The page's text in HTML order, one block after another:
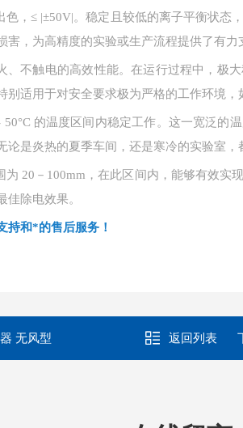
， ≤ |±50V|。稳定且较低的离子平衡状态
，为高精度的实验或生产流程提供了有力
、不触电的高效性能。在运行过程中，极
别适用于对安全要求极为严格的工作环境，
50°C 的温度区间内稳定工作。这一宽泛的
论是炎热的夏季车间，还是寒冷的实验室，
为 20－100mm，在此区间内，能够有效实
佳除电效果。
持和*的售后服务！
无风型 返回列表